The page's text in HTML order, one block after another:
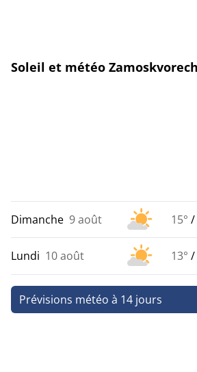
Soleil et météo
Dimanche 9 août 15°
Lundi 10 août 13°
Prévisions météo à 14 jours